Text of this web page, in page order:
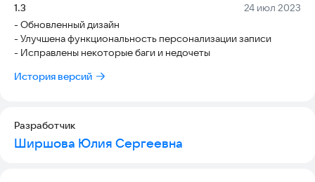
окончания чтения, чтобы вы всегда знали, сколько времени
напоминания о чтении, чтобы не пропустить ни одной
интересной книги или фильма.
Станьте настоящим гуру литературы и кино с помощью
путешествия!
Версия:
1.3 Дата:
24 июл 2023
- Обновленный дизайн
- Улучшена функциональность персонализации записи
- Исправлены некоторые баги и недочеты
История версий
Разработчик
Ширшова Юлия Сергеевна